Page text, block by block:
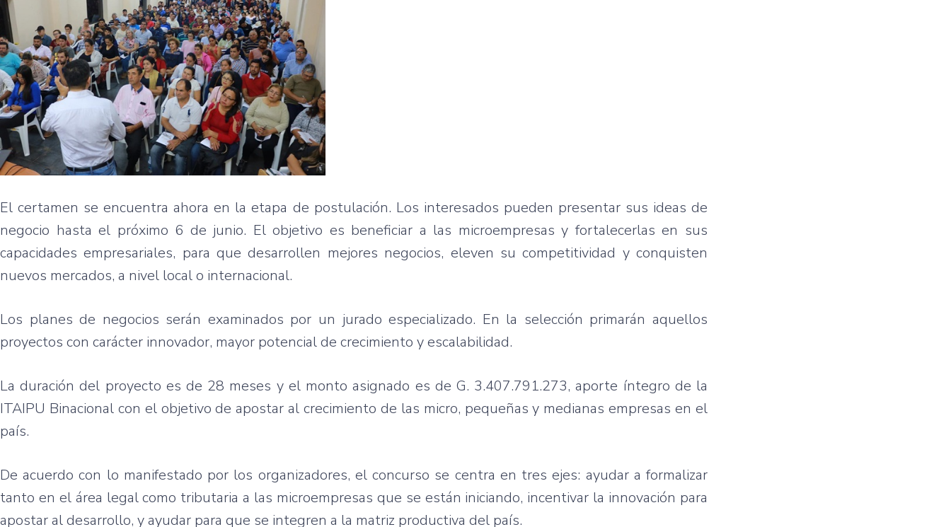
El certamen se encuentra ahora en la etapa de postulación. Los interesados pueden presentar sus ideas de
negocio hasta el próximo 6 de junio. El objetivo es beneficiar a las microempresas y fortalecerlas en sus
capacidades empresariales, para que desarrollen mejores negocios, eleven su competitividad y conquisten
nuevos mercados, a nivel local o internacional.
Los planes de negocios serán examinados por un jurado especializado. En la selección primarán aquellos
proyectos con carácter innovador, mayor potencial de crecimiento y escalabilidad.
La duración del proyecto es de 28 meses y el monto asignado es de G. 3.407.791.273, aporte íntegro de la
ITAIPU Binacional con el objetivo de apostar al crecimiento de las micro, pequeñas y medianas empresas en el
país.
De acuerdo con lo manifestado por los organizadores, el concurso se centra en tres ejes: ayudar a formalizar
tanto en el área legal como tributaria a las microempresas que se están iniciando, incentivar la innovación para
apostar al desarrollo, y ayudar para que se integren a la matriz productiva del país.